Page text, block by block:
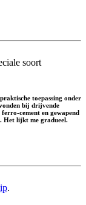
soort
toepassing onder
bij drijvende
cement en gewapend
Het lijkt me gradueel.
.